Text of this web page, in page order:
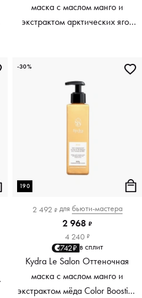
маска с маслом манго и
экстрактом арктических ягод
190
2 492 ₽ для бьюти-мастера
2 968 ₽
4 240 ₽
742₽ в сплит
Kydra Le Salon Оттеночная
маска с маслом манго и
экстрактом мёда Color Boosting
-30%